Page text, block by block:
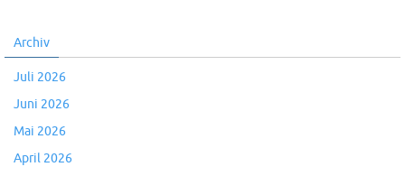
Archiv
Juli 2026
Juni 2026
Mai 2026
April 2026